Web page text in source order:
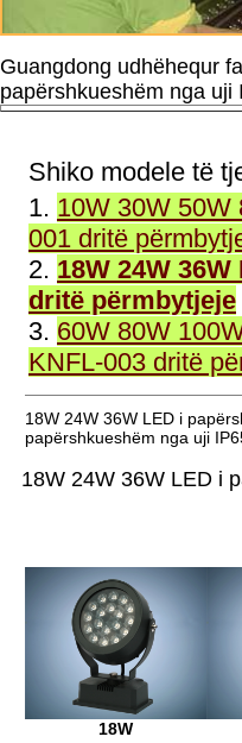
Guangdong udhëhequr
papërshkueshëm nga
Shiko modele të
1. 10W 30W 50W
001 dritë
2. 18W 24W
dritë përmbytjeje
3. 60W 80W
KNFL-003 dritë
18W 24W 36W LED i
papërshkueshëm nga uji
18W 24W 36W LED i
18W